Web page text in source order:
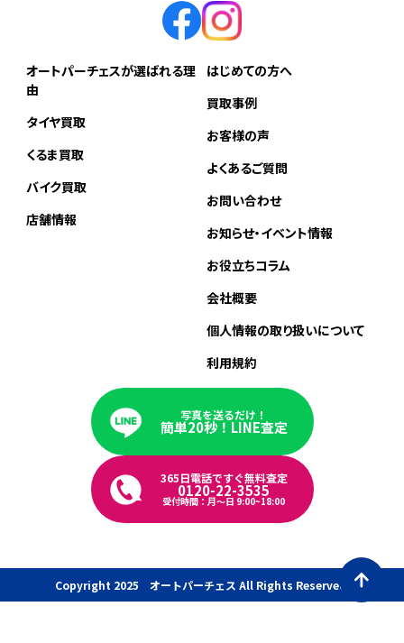
オートパーチェスが選ばれる理
由
タイヤ買取
くるま買取
バイク買取
店舗情報
はじめての方へ
買取事例
お客様の声
よくあるご質問
お問い合わせ
お知らせ・イベント情報
お役立ちコラム
会社概要
個人情報の取り扱いについて
利用規約
写真を送るだけ！
簡単20秒！LINE査定
365日電話ですぐ無料査定
0120-22-3535
受付時間：月〜日 9:00~18:00
Copyright 2025 オートパーチェス All Rights Reserved.